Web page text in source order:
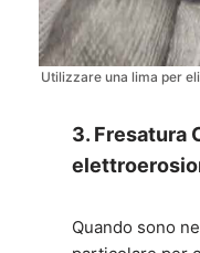
Utilizzare una lima per
3. Fresatura
Quando sono